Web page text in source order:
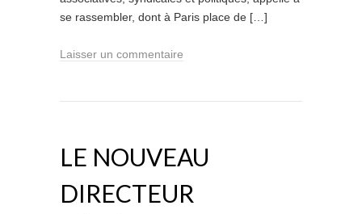
se rassembler, dont à Paris place de […]
Laisser un commentaire
LE NOUVEAU
DIRECTEUR